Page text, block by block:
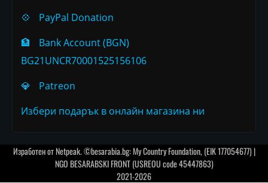
💠
PayPal Donation
🏦
Bank Account (BGN)
BG21UNCR70001525156106
💎
Patreon
Избери подарък в онлайн магазина ни
Изработен отNetpeak. ©besarabia.bg: My Country Foundation, (EIK 177054677) |
NGO BESARABSKI FRONT (USREOU code 45447863)
2021-2026